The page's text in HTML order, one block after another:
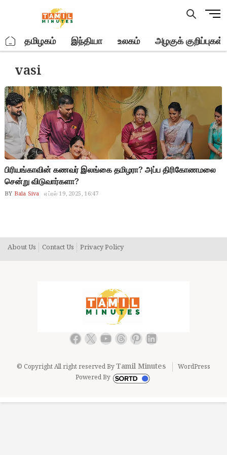
M
u
. தமிழகம் இந்தியா உலகம் அழகுக் குறிப்புகள்
vasi
பிரியங்காவின் கணவர் இலங்கை தமிழரா? அப்ப திரிகோணமலை
சென்று விடுவார்களா?
BY Bala Siva ஏப்ரல் 19, 2025, 16:47
About Us Contact Us Privacy Policy
Facebook
X YouTube
Threads
Pinterest
LinkedIn
© Copyright All right reserved ByTamil Minutes
WordPress
Powered By